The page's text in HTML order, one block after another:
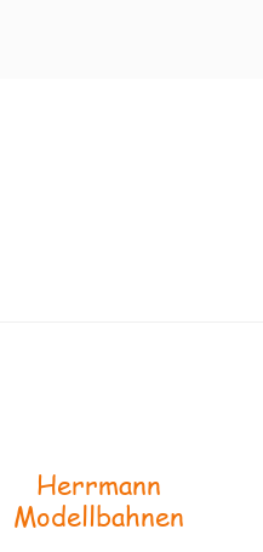
Herrmann
Modellbahnen